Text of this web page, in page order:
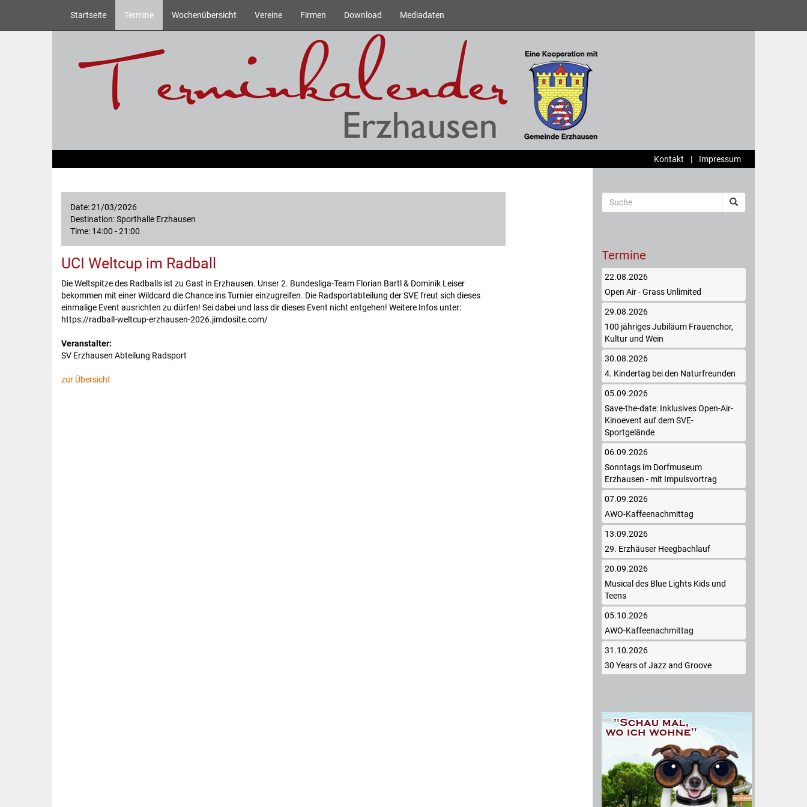
Startseite Termine Wochenübersicht Vereine Firmen Download Mediadaten
Kontakt | Impressum
Date: 21/03/2026
Destination: Sporthalle Erzhausen
Time: 14:00 - 21:00
UCI Weltcup im Radball
Die Weltspitze des Radballs ist zu Gast in Erzhausen. Unser 2. Bundesliga-Team Florian Bartl & Dominik Leiser
bekommen mit einer Wildcard die Chance ins Turnier einzugreifen. Die Radsportabteilung der SVE freut sich dieses
einmalige Event ausrichten zu dürfen! Sei dabei und lass dir dieses Event nicht entgehen! Weitere Infos unter:
https://radball-weltcup-erzhausen-2026.jimdosite.com/
Veranstalter:
SV Erzhausen Abteilung Radsport
zur Übersicht
Termine
22.08.2026
Open Air - Grass Unlimited
29.08.2026
100 jähriges Jubiläum Frauenchor,
Kultur und Wein
30.08.2026
4. Kindertag bei den Naturfreunden
05.09.2026
Save-the-date: Inklusives Open-Air-
Kinoevent auf dem SVE-
Sportgelände
06.09.2026
Sonntags im Dorfmuseum
Erzhausen - mit Impulsvortrag
07.09.2026
AWO-Kaffeenachmittag
13.09.2026
29. Erzhäuser Heegbachlauf
20.09.2026
Musical des Blue Lights Kids und
Teens
05.10.2026
AWO-Kaffeenachmittag
31.10.2026
30 Years of Jazz and Groove